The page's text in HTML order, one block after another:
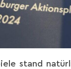
stand